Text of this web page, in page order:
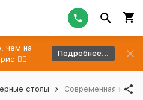
чем на
👉🏻
Подробнее...
столы Современная